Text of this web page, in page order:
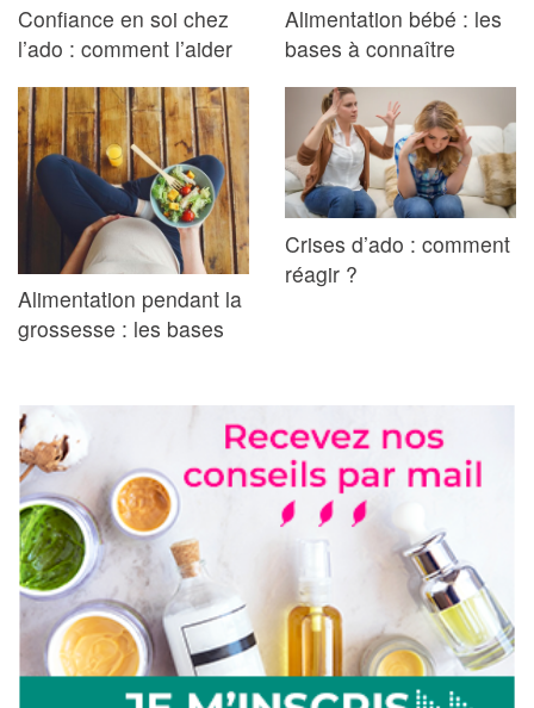
Confiance en soi chez
l’ado : comment l’aider
Alimentation bébé : les
bases à connaître
Alimentation pendant la
grossesse : les bases
Crises d’ado : comment
réagir ?